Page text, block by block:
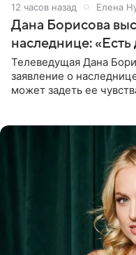
12 часов назад Елена
Дана Борисова
наследнице:
Телеведущая Дана
заявление о
может задеть ее